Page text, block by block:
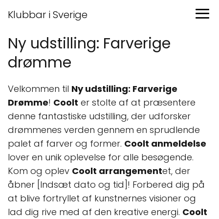
Klubbar i Sverige
Ny udstilling: Farverige
drømme
Velkommen til Ny udstilling: Farverige
Drømme! Coolt er stolte af at præsentere
denne fantastiske udstilling, der udforsker
drømmenes verden gennem en sprudlende
palet af farver og former. Coolt anmeldelse
lover en unik oplevelse for alle besøgende.
Kom og oplev Coolt arrangementet, der
åbner [Indsæt dato og tid]! Forbered dig på
at blive fortryllet af kunstnernes visioner og
lad dig rive med af den kreative energi. Coolt